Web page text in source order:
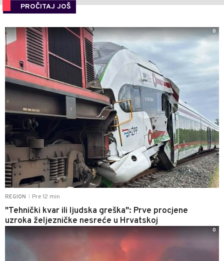
PROČITAJ JOŠ
REGION Pre 12 min
"Tehnički kvar ili ljudska greška": Prve procjene
uzroka željezničke nesreće u Hrvatskoj
0
0